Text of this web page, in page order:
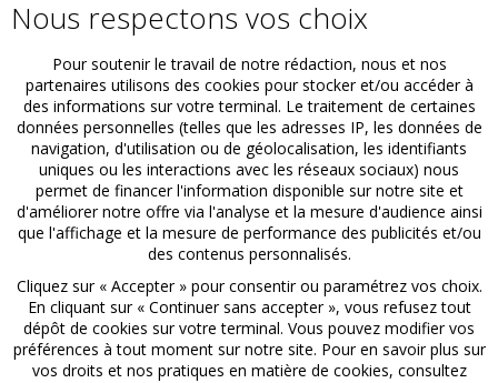
MNS INFO
Société créée en 2014 MNS-INFO exerce son activité
dans le domaine de l'informatique de gestion aussi bien
pour les TPE que pour les PME-PMI.
Découvrir
Nous respectons vos choix
Pour soutenir le travail de notre rédaction, nous et nos
partenaires utilisons des cookies pour stocker et/ou accéder à
des informations sur votre terminal. Le traitement de certaines
données personnelles (telles que les adresses IP, les données de
navigation, d'utilisation ou de géolocalisation, les identifiants
uniques ou les interactions avec les réseaux sociaux) nous
permet de financer l'information disponible sur notre site et
d'améliorer notre offre via l'analyse et la mesure d'audience ainsi
que l'affichage et la mesure de performance des publicités et/ou
des contenus personnalisés.
Cliquez sur « Accepter » pour consentir ou paramétrez vos choix.
En cliquant sur « Continuer sans accepter », vous refusez tout
dépôt de cookies sur votre terminal. Vous pouvez modifier vos
préférences à tout moment sur notre site. Pour en savoir plus sur
vos droits et nos pratiques en matière de cookies, consultez